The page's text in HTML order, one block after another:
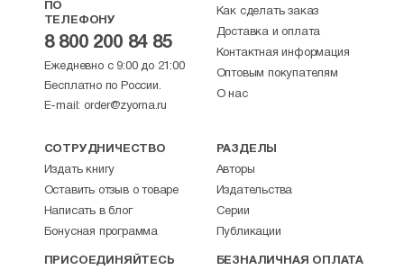
ПО
ТЕЛЕФОНУ
8 800 200 84 85
Ежедневно с 9:00 до 21:00
Бесплатно по России.
E-mail: order@zyorna.ru
Как сделать заказ
Доставка и оплата
Контактная информация
Оптовым покупателям
О нас
СОТРУДНИЧЕСТВО
Издать книгу
Оставить отзыв о товаре
Написать в блог
Бонусная программа
РАЗДЕЛЫ
Авторы
Издательства
Серии
Публикации
ПРИСОЕДИНЯЙТЕСЬ БЕЗНАЛИЧНАЯ ОПЛАТА